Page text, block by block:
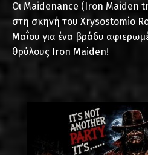
Οι Maidenance (Iron Maiden
στη σκηνή του Xrysostomio
Μαΐου για ένα βράδυ
θρύλους Iron Maiden!